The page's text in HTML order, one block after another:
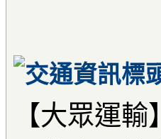
【大眾運輸】